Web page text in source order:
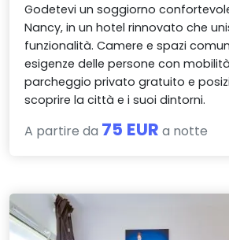
Godetevi un soggiorno
Nancy, in un hotel rinnovato che
funzionalità. Camere e spazi
esigenze delle persone con
parcheggio privato gratuito e
scoprire la città e i suoi dintorni.
A partire da 75 EUR a notte